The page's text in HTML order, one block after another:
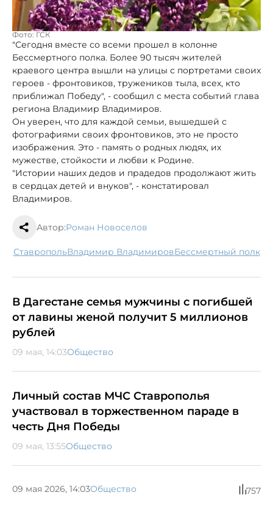
Фото: ГСК
"Сегодня вместе со всеми прошел в колонне
Бессмертного полка. Более 90 тысяч жителей
краевого центра вышли на улицы с портретами своих
героев - фронтовиков, тружеников тыла, всех, кто
приближал Победу", - сообщил с места событий глава
региона Владимир Владимиров.
Он уверен, что для каждой семьи, вышедшей с
фотографиями своих фронтовиков, это не просто
изображения. Это - память о родных людях, их
мужестве, стойкости и любви к Родине.
"Истории наших дедов и прадедов продолжают жить
в сердцах детей и внуков", - констатировал
Владимиров.
Автор:Роман Новоселов
Ставрополь Владимир Владимиров Бессмертный полк
В Дагестане семья мужчины с погибшей
от лавины женой получит 5 миллионов
рублей
09 мая, 14:03Общество
Личный состав МЧС Ставрополья
участвовал в торжественном параде в
честь Дня Победы
09 мая, 13:55Общество
09 мая 2026, 14:03Общество 757